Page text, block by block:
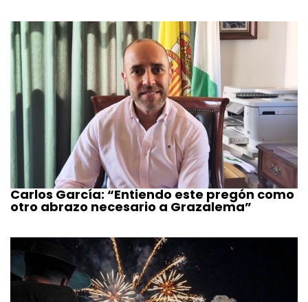
Carlos García: “Entiendo este pregón como
otro abrazo necesario a Grazalema”